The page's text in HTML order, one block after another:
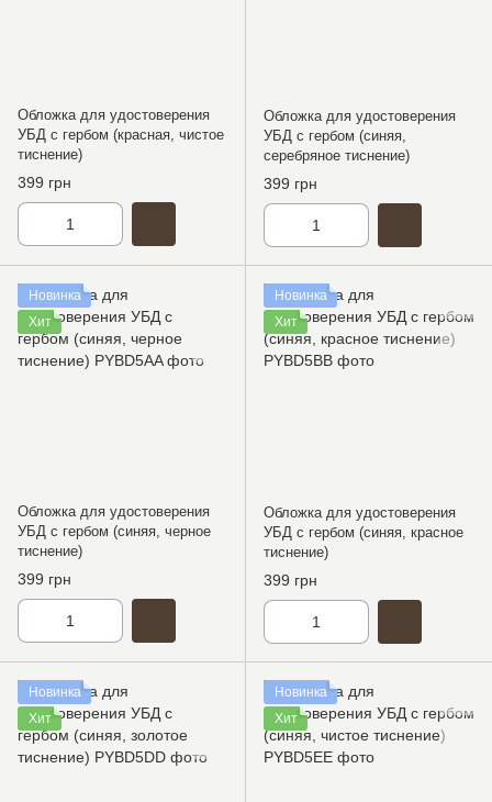
Обложка для удостоверения
УБД с гербом (красная, чистое
тиснение)
399 грн
Обложка для удостоверения
УБД с гербом (синяя,
серебряное тиснение)
399 грн
Новинка
Хит
Обложка для удостоверения
УБД с гербом (синяя, черное
тиснение)
399 грн
Новинка
Хит
Обложка для удостоверения
УБД с гербом (синяя, красное
тиснение)
399 грн
Новинка
Хит
Новинка
Хит